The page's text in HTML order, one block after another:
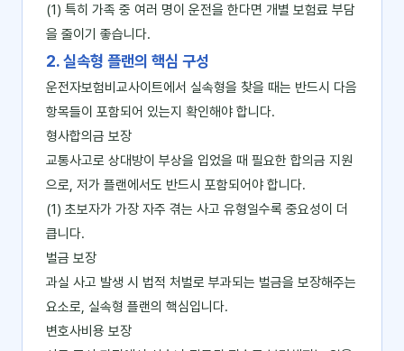
(1) 특히 가족 중 여러 명이 운전을 한다면 개별 보험료 부담
을 줄이기 좋습니다.
2. 실속형 플랜의 핵심 구성
운전자보험비교사이트에서 실속형을 찾을 때는 반드시 다음
항목들이 포함되어 있는지 확인해야 합니다.
형사합의금 보장
교통사고로 상대방이 부상을 입었을 때 필요한 합의금 지원
으로, 저가 플랜에서도 반드시 포함되어야 합니다.
(1) 초보자가 가장 자주 겪는 사고 유형일수록 중요성이 더
큽니다.
벌금 보장
과실 사고 발생 시 법적 처벌로 부과되는 벌금을 보장해주는
요소로, 실속형 플랜의 핵심입니다.
변호사비용 보장